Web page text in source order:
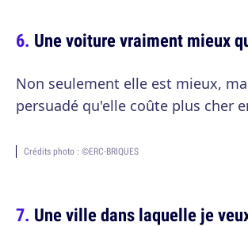
Une voiture vraiment mieux
Non seulement elle est mieux,
persuadé qu'elle coûte plus cher
Crédits photo : ©ERC-BRIQUES
Une ville dans laquelle je